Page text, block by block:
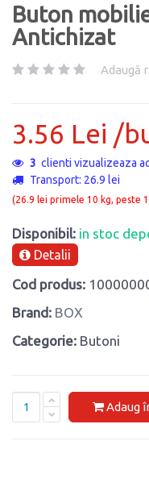
Buton
Antichizat
Adaugă
3.56
3 clienti vizualizeaza
Transport: 26.9 lei
(26.9 lei primele 10 kg, peste
Disponibil: in stoc
Detalii
Cod produs:
Brand: BOX
Categorie: Butoni
Adaug